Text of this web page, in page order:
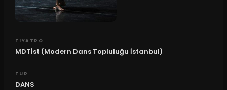
TIYATRO
MDTİst (Modern Dans Topluluğu İstanbul)
TUR
DANS